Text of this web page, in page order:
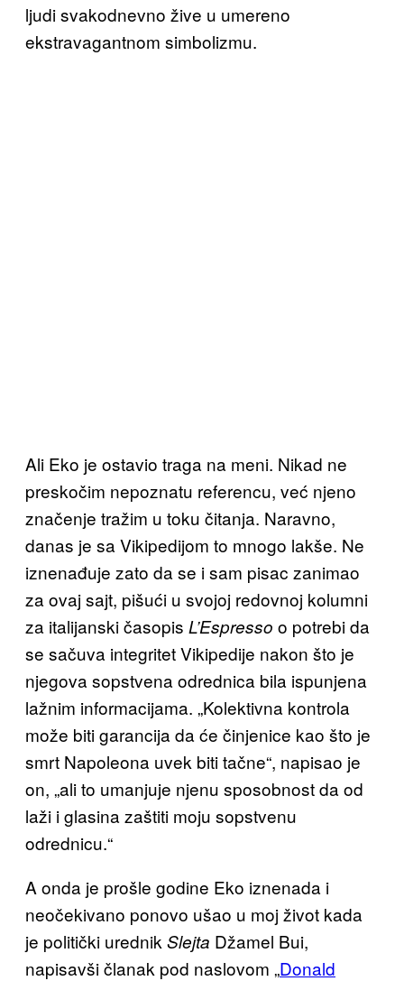
ljudi svakodnevno žive u umereno
ekstravagantnom simbolizmu.
Ali Eko je ostavio traga na meni. Nikad ne
preskočim nepoznatu referencu, već njeno
značenje tražim u toku čitanja. Naravno,
danas je sa Vikipedijom to mnogo lakše. Ne
iznenađuje zato da se i sam pisac zanimao
za ovaj sajt, pišući u svojoj redovnoj kolumni
za italijanski časopis L’Espresso o potrebi da
se sačuva integritet Vikipedije nakon što je
njegova sopstvena odrednica bila ispunjena
lažnim informacijama. „Kolektivna kontrola
može biti garancija da će činjenice kao što je
smrt Napoleona uvek biti tačne“, napisao je
on, „ali to umanjuje njenu sposobnost da od
laži i glasina zaštiti moju sopstvenu
odrednicu.“
A onda je prošle godine Eko iznenada i
neočekivano ponovo ušao u moj život kada
je politički urednik Slejta Džamel Bui,
napisavši članak pod naslovom „Donald